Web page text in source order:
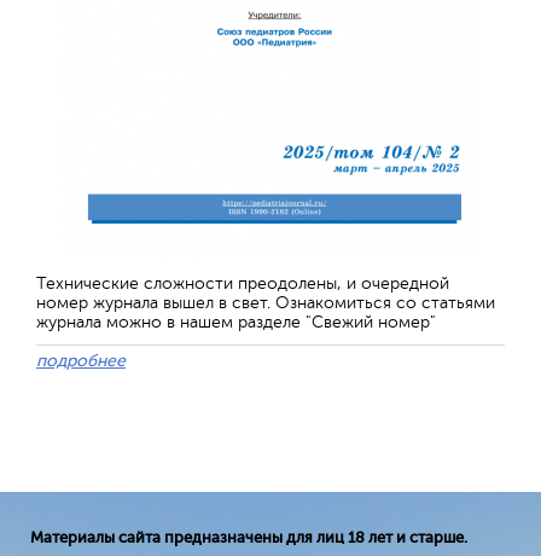
Технические сложности преодолены, и очередной
номер журнала вышел в свет. Ознакомиться со статьями
журнала можно в нашем разделе "Свежий номер"
подробнее
Материалы сайта предназначены для лиц 18 лет и старше.